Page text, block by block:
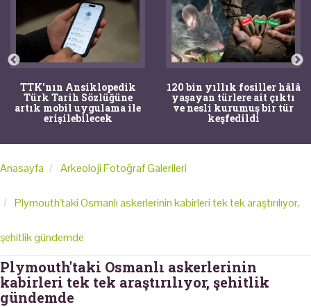
TTK'nın Ansiklopedik
Türk Tarih Sözlüğüne
artık mobil uygulama ile
erişilebilecek
120 bin yıllık fosiller hâlâ
yaşayan türlere ait çıktı
ve nesli kurumuş bir tür
keşfedildi
Anasayfa Arkeoloji Fotoğraf Galerileri
Plymouth'taki Osmanlı askerlerinin kabirleri tek tek araştırılıyor,
şehitlik gündemde
Plymouth'taki Osmanlı askerlerinin
kabirleri tek tek araştırılıyor, şehitlik
gündemde